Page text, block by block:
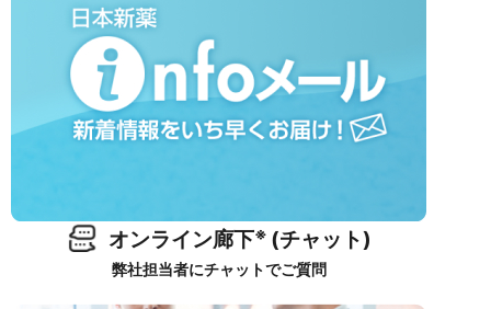
オンライン廊下※ (チャット)
弊社担当者にチャットでご質問